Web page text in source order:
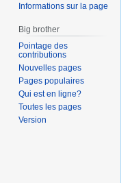
Informations sur la page
Big brother
Pointage des
contributions
Nouvelles pages
Pages populaires
Qui est en ligne?
Toutes les pages
Version